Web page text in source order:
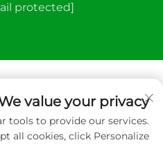
protected]
لمعدات التحكم
value your privacy
tools to provide our services.
all cookies, click Personalize